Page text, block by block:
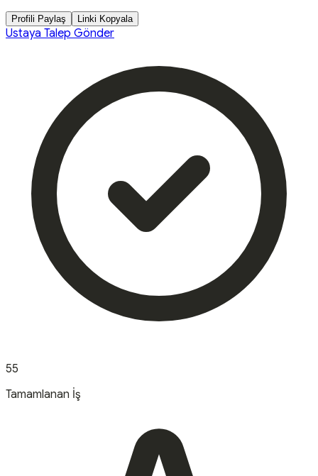
Profili Paylaş Linki Kopyala
Ustaya Talep Gönder
55
Tamamlanan İş